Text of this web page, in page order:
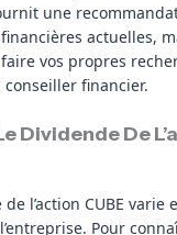
une
actuelles,
vos propres
financier.
Dividende De
l’action CUBE varie
Pour